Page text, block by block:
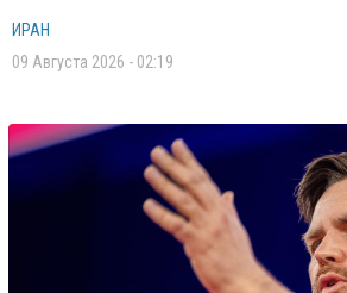
ИРАН
09 Августа 2026 - 02:19